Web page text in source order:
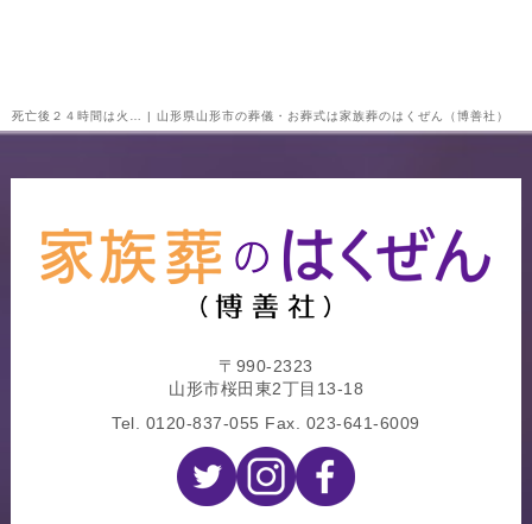
死亡後２４時間は火… | 山形県山形市の葬儀・お葬式は家族葬のはくぜん（博善社）
〒990-2323
山形市桜田東2丁目13-18
Tel. 0120-837-055 Fax. 023-641-6009